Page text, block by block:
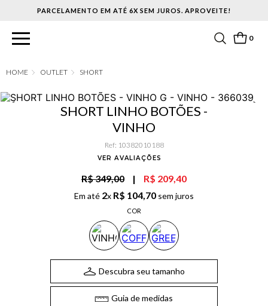
PARCELAMENTO EM ATÉ 6X SEM JUROS. APROVEITE!
0
OUTLET SHORT
SHORT LINHO BOTÕES -
VINHO
Ref: 10382010188
VER AVALIAÇÕES
R$ 349,00 | R$ 209,40
Em até 2x R$ 104,70 sem juros
COR
Descubra seu tamanho
Guia de medidas